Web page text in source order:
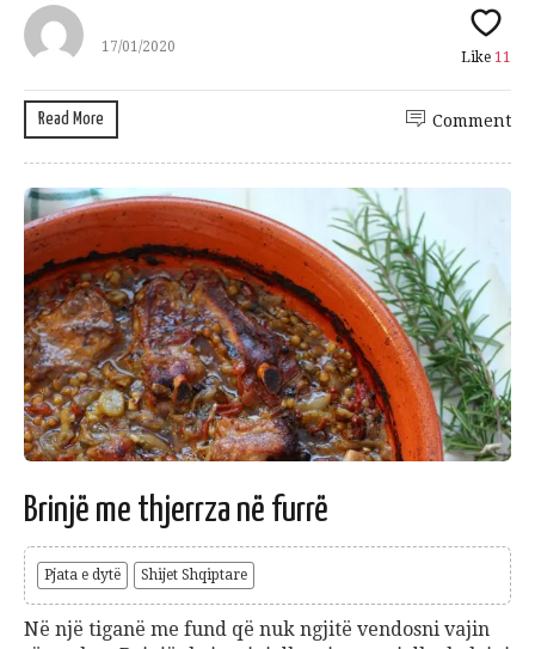
17/01/2020
Like 11
Read More Comment
Brinjë me thjerrza në furrë
Pjata e dytë Shijet Shqiptare
Në një tiganë me fund që nuk ngjitë vendosni vajin